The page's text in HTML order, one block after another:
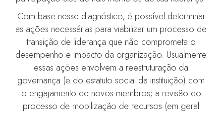
Com base nesse diagnóstico, é possível determinar
as ações necessárias para viabilizar um processo de
transição de liderança que não comprometa o
desempenho e impacto da organização. Usualmente
essas ações envolvem a reestruturação da
governança (e do estatuto social da instituição) com
o engajamento de novos membros; a revisão do
processo de mobilização de recursos (em geral